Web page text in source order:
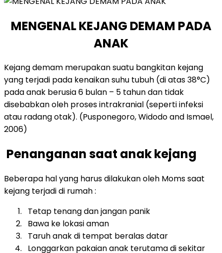
MENGENAL KEJANG DEMAM PADA
ANAK
Kejang demam merupakan suatu bangkitan kejang
yang terjadi pada kenaikan suhu tubuh (di atas 38°C)
pada anak berusia 6 bulan – 5 tahun dan tidak
disebabkan oleh proses intrakranial (seperti infeksi
atau radang otak). (Pusponegoro, Widodo and Ismael,
2006)
Penanganan saat anak kejang
Beberapa hal yang harus dilakukan oleh Moms saat
kejang terjadi di rumah :
Tetap tenang dan jangan panik
Bawa ke lokasi aman
Taruh anak di tempat beralas datar
Longgarkan pakaian anak terutama di sekitar